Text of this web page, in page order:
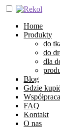
Home
Produkty
do
do
dla
Blog
Gdzie
Współpraca
FAQ
Kontakt
O nas